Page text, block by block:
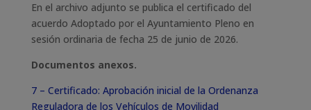
En el archivo adjunto se publica el certificado del
acuerdo Adoptado por el Ayuntamiento Pleno en
sesión ordinaria de fecha 25 de junio de 2026.
Documentos anexos.
7 – Certificado: Aprobación inicial de la Ordenanza
Reguladora de los Vehículos de Movilidad